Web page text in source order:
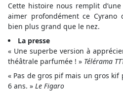
Cette histoire nous remplit
aimer profondément ce
bien plus grand que le nez.
La presse
« Une superbe version à
théâtrale parfumée ! » Télérama
« Pas de gros pif mais un gros
6 ans. » Le Figaro